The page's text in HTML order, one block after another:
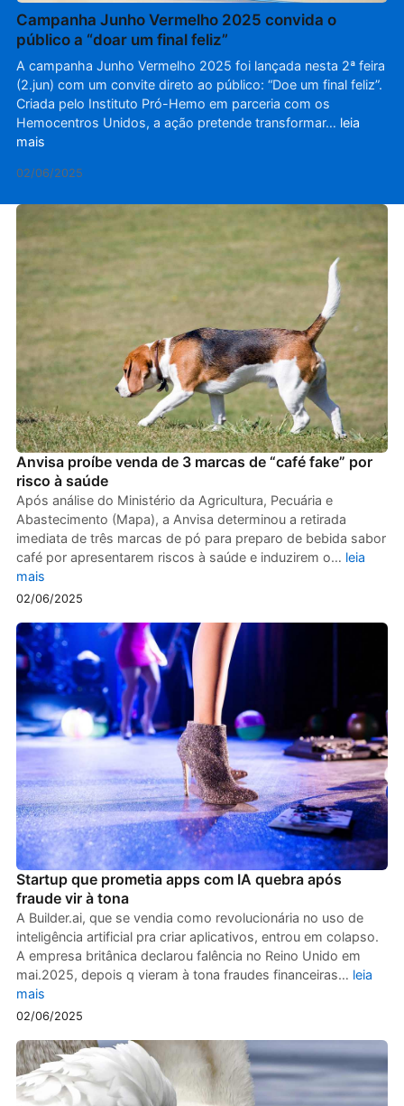
Campanha Junho Vermelho 2025 convida o
público a “doar um final feliz”
A campanha Junho Vermelho 2025 foi lançada nesta 2ª feira
(2.jun) com um convite direto ao público: “Doe um final feliz”.
Criada pelo Instituto Pró-Hemo em parceria com os
Hemocentros Unidos, a ação pretende transformar… leia
mais
02/06/2025
Anvisa proíbe venda de 3 marcas de “café fake” por
risco à saúde
Após análise do Ministério da Agricultura, Pecuária e
Abastecimento (Mapa), a Anvisa determinou a retirada
imediata de três marcas de pó para preparo de bebida sabor
café por apresentarem riscos à saúde e induzirem o… leia
mais
02/06/2025
Startup que prometia apps com IA quebra após
fraude vir à tona
A Builder.ai, que se vendia como revolucionária no uso de
inteligência artificial pra criar aplicativos, entrou em colapso.
A empresa britânica declarou falência no Reino Unido em
mai.2025, depois q vieram à tona fraudes financeiras… leia
mais
02/06/2025